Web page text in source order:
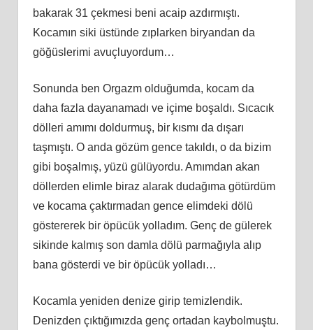
bakarak 31 çekmesi beni acaip azdırmıştı.
Kocamın siki üstünde zıplarken biryandan da
göğüslerimi avuçluyordum…
Sonunda ben Orgazm olduğumda, kocam da
daha fazla dayanamadı ve içime boşaldı. Sıcacık
dölleri amımı doldurmuş, bir kısmı da dışarı
taşmıştı. O anda gözüm gence takıldı, o da bizim
gibi boşalmış, yüzü gülüyordu. Amımdan akan
döllerden elimle biraz alarak dudağıma götürdüm
ve kocama çaktırmadan gence elimdeki dölü
göstererek bir öpücük yolladım. Genç de gülerek
sikinde kalmış son damla dölü parmağıyla alıp
bana gösterdi ve bir öpücük yolladı…
Kocamla yeniden denize girip temizlendik.
Denizden çıktığımızda genç ortadan kaybolmuştu.